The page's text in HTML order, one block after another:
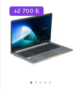
+2 700 Б